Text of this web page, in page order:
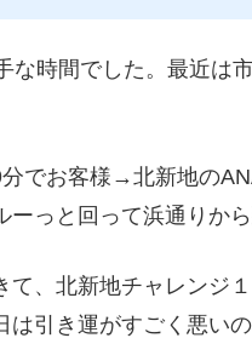
な時間でした。最近は
でお客様→北新地の
っと回って浜通りから
て、北新地チャレンジ
引き運がすごく悪い